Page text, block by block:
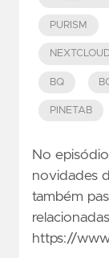
PURISM
BQ
PINETAB
No
novidades
também
https://